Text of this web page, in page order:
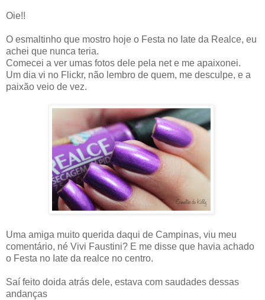
Oie!!
O esmaltinho que mostro hoje o Festa no Iate da Realce, eu
achei que nunca teria.
Comecei a ver umas fotos dele pela net e me apaixonei.
Um dia vi no Flickr, não lembro de quem, me desculpe, e a
paixão veio de vez.
Uma amiga muito querida daqui de Campinas, viu meu
comentário, né Vivi Faustini? E me disse que havia achado
o Festa no Iate da realce no centro.
Saí feito doida atrás dele, estava com saudades dessas
andanças